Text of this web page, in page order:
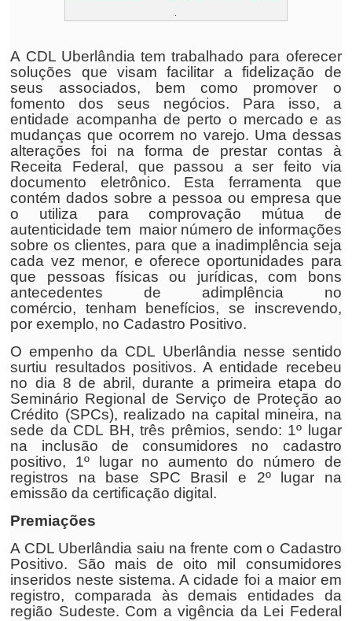
A CDL Uberlândia tem trabalhado para oferecer
soluções que visam facilitar a fidelização de
seus associados, bem como promover o
fomento dos seus negócios. Para isso, a
entidade acompanha de perto o mercado e as
mudanças que ocorrem no varejo. Uma dessas
alterações foi na forma de prestar contas à
Receita Federal, que passou a ser feito via
documento eletrônico. Esta ferramenta que
contém dados sobre a pessoa ou empresa que
o utiliza para comprovação mútua de
autenticidade tem maior número de informações
sobre os clientes, para que a inadimplência seja
cada vez menor, e oferece oportunidades para
que pessoas físicas ou jurídicas, com bons
antecedentes de adimplência no
comércio, tenham benefícios, se inscrevendo,
por exemplo, no Cadastro Positivo.
O empenho da CDL Uberlândia nesse sentido
surtiu resultados positivos. A entidade recebeu
no dia 8 de abril, durante a primeira etapa do
Seminário Regional de Serviço de Proteção ao
Crédito (SPCs), realizado na capital mineira, na
sede da CDL BH, três prêmios, sendo: 1º lugar
na inclusão de consumidores no cadastro
positivo, 1º lugar no aumento do número de
registros na base SPC Brasil e 2º lugar na
emissão da certificação digital.
Premiações
A CDL Uberlândia saiu na frente com o Cadastro
Positivo. São mais de oito mil consumidores
inseridos neste sistema. A cidade foi a maior em
registro, comparada às demais entidades da
região Sudeste. Com a vigência da Lei Federal